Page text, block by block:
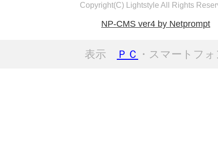
Copyright(C) Lightstyle All Rights
NP-CMS ver4 by Netprompt
表示 ＰＣ ・スマートフ